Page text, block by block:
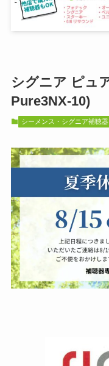
シグニア ピュ
Pure3NX-10)
シーメンス・シグニア補聴器